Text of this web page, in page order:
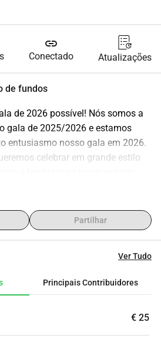
link
Conectado Atualizações
de fundos
de 2026 possível! Nós somos a
gala de 2025/2026 e estamos
entusiasmo nosso gala em 2026.
celebrar em grande estilo
podemos realizar este gala e
Partilhar
Ver Tudo
Principais Contribuidores
€ 25